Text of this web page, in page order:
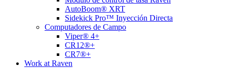
AutoBoom® XRT
Sidekick Pro™ Inyección Directa
Computadores de Campo
Viper® 4+
CR12®+
CR7®+
Work at Raven